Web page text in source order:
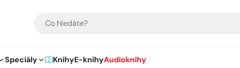
Speciály KnihyE-knihyAudioknihy